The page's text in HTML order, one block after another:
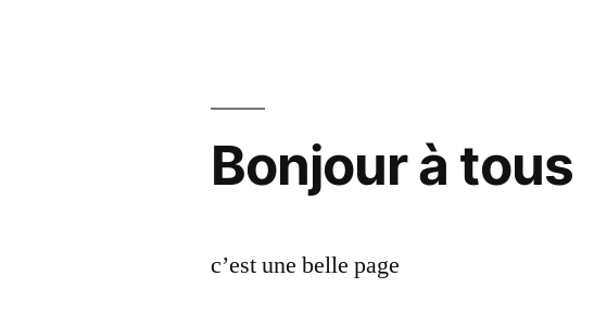
Bonjour à tous
c’est une belle page